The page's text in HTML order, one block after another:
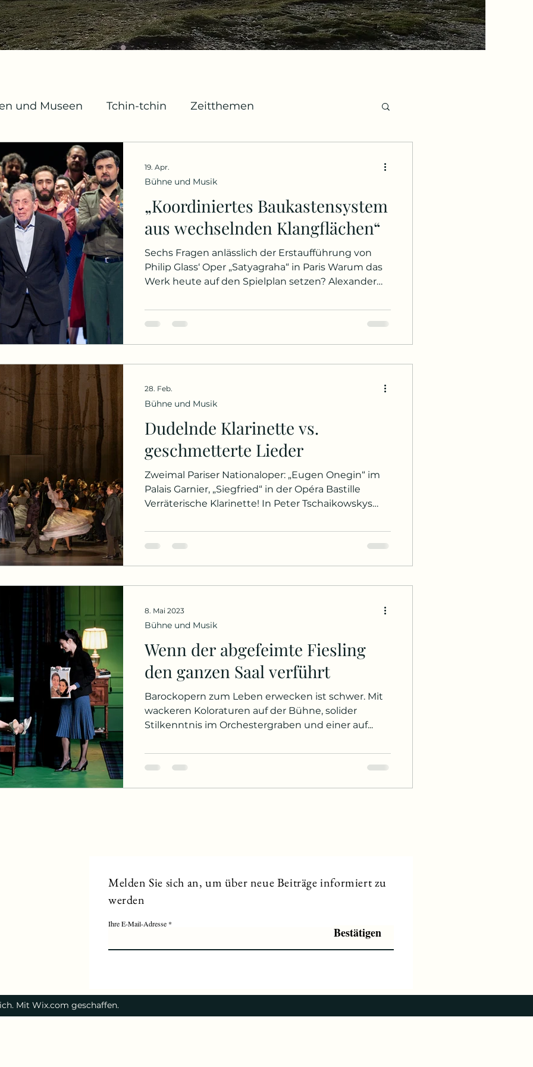
und Museen Tchin-tchin Zeitthemen
Mode
und Leinwand
„Koordiniertes Baukastensystem
aus wechselnden Klangflächen“
Sechs Fragen anlässlich der Erstaufführung von
Philip Glass‘ Oper „Satyagraha“ in Paris Warum das
Werk heute auf den Spielplan setzen? Alexander
einem gefilmten Gespräch zunächst eine
persönliche Antwort: In Stuttgart, in dessen Nähe
Operntrilogie von Philip Glass (bestehend aus
Bühne und Musik
19. Apr.
Dudelnde Klarinette vs.
geschmetterte Lieder
Zweimal Pariser Nationaloper: „Eugen Onegin“ im
Palais Garnier, „Siegfried“ in der Opéra Bastille
Verräterische Klarinette! In Peter Tschaikowskys
unausgesprochene, wo nicht gar unbewusste
Gefühle in murmelnde, plaudernde, allzu
per Brief empfangenen Liebesantrag in einer Arie
Bühne und Musik
28. Feb.
Wenn der abgefeimte Fiesling
den ganzen Saal verführt
Barockopern zum Leben erwecken ist schwer. Mit
wackeren Koloraturen auf der Bühne, solider
Stilkenntnis im Orchestergraben und einer auf...
Bühne und Musik
8. Mai 2023
Melden Sie sich an, um über neue Beiträge informiert zu
werden
Ihre E-Mail-Adresse
Bestätigen
Mit Wix.com geschaffen.